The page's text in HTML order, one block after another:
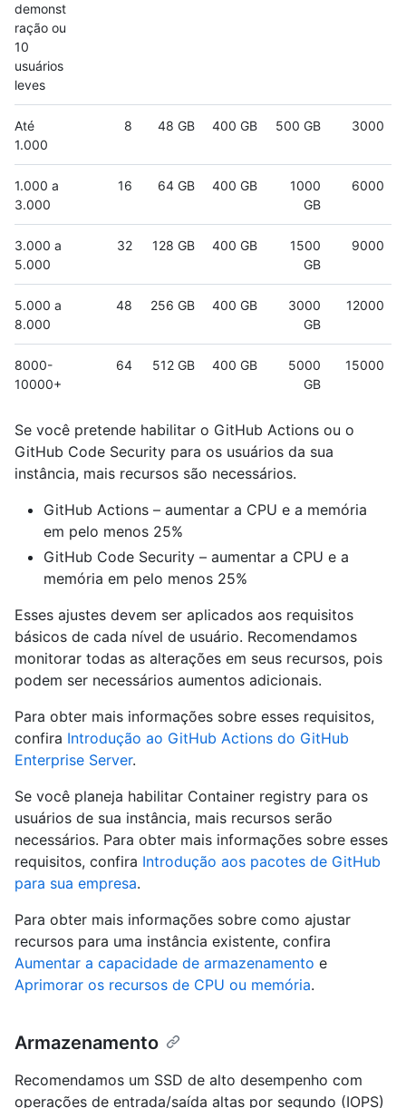
demonst
ração ou
10
usuários
leves
Até
1.000
8 48 GB 400 GB 500 GB 3000
1.000 a
3.000
16 64 GB 400 GB
1000
GB
6000
3.000 a
5.000
32 128 GB 400 GB
1500
GB
9000
5.000 a
8.000
48 256 GB 400 GB
3000
GB
12000
8000-
10000+
64 512 GB 400 GB
5000
GB
15000
Se você pretende habilitar o GitHub Actions ou o
GitHub Code Security para os usuários da sua
instância, mais recursos são necessários.
GitHub Actions – aumentar a CPU e a memória
em pelo menos 25%
GitHub Code Security – aumentar a CPU e a
memória em pelo menos 25%
Esses ajustes devem ser aplicados aos requisitos
básicos de cada nível de usuário. Recomendamos
monitorar todas as alterações em seus recursos, pois
podem ser necessários aumentos adicionais.
Para obter mais informações sobre esses requisitos,
confira Introdução ao GitHub Actions do GitHub
Enterprise Server.
Se você planeja habilitar Container registry para os
usuários de sua instância, mais recursos serão
necessários. Para obter mais informações sobre esses
requisitos, confira Introdução aos pacotes de GitHub
para sua empresa.
Para obter mais informações sobre como ajustar
recursos para uma instância existente, confira
Aumentar a capacidade de armazenamento e
Aprimorar os recursos de CPU ou memória.
Armazenamento
Recomendamos um SSD de alto desempenho com
operações de entrada/saída altas por segundo (IOPS)